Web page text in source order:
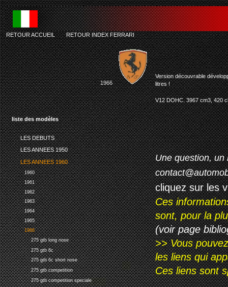
liste des modèles
LES DEBUTS
LES ANNEES 1950
LES ANNEES 1960
1960
1961
1962
1963
1964
1965
1966
275 gtb long nose
275 gtb 6c
275 gtb 6c short nose
275 gtb competition
275 gtb competition speciale
RETOUR ACCUEIL-RETOUR INDEX FERRARI
1966
Version découvrable
litres !
V12 DOHC. 3967 cm3, 420
Une question, un
cliquez sur les
Ces
sont, pour la
(voir page
>> Vous
les liens qui
Ces liens sont